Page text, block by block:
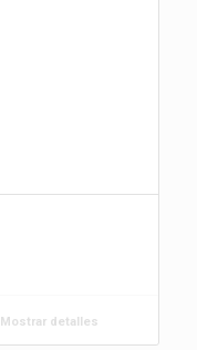
Mostrar detalles